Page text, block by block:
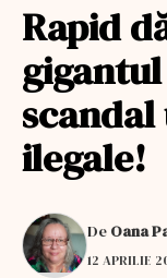
Rapid
scandal
ilegale!
De Oana
12 APRILIE